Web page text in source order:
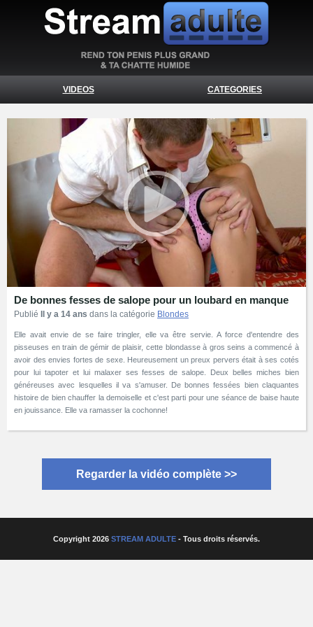
VIDEOS CATEGORIES
De bonnes fesses de salope pour un loubard en manque
Publié Il y a 14 ans dans la catégorie Blondes
Elle avait envie de se faire tringler, elle va être servie. A force d'entendre des
pisseuses en train de gémir de plaisir, cette blondasse à gros seins a commencé à
avoir des envies fortes de sexe. Heureusement un preux pervers était à ses cotés
pour lui tapoter et lui malaxer ses fesses de salope. Deux belles miches bien
généreuses avec lesquelles il va s'amuser. De bonnes fessées bien claquantes
histoire de bien chauffer la demoiselle et c'est parti pour une séance de baise haute
en jouissance. Elle va ramasser la cochonne!
Regarder la vidéo complète >>
Copyright 2026 STREAM ADULTE - Tous droits réservés.